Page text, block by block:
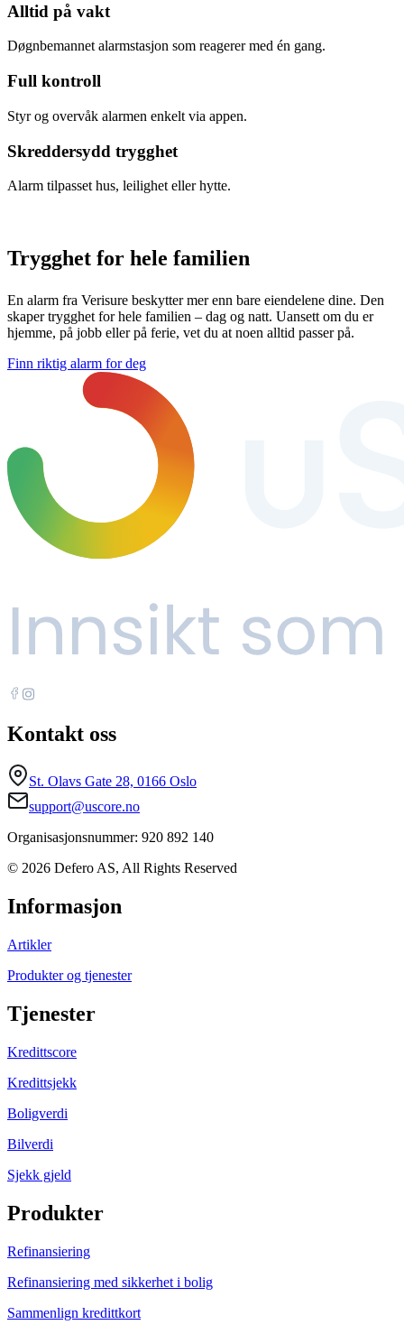
Alltid på vakt
Døgnbemannet alarmstasjon som reagerer med én gang.
Full kontroll
Styr og overvåk alarmen enkelt via appen.
Skreddersydd trygghet
Alarm tilpasset hus, leilighet eller hytte.
Trygghet for hele familien
En alarm fra Verisure beskytter mer enn bare eiendelene dine. Den
skaper trygghet for hele familien – dag og natt. Uansett om du er
hjemme, på jobb eller på ferie, vet du at noen alltid passer på.
Finn riktig alarm for deg
Kontakt oss
St. Olavs Gate 28, 0166 Oslo
support@uscore.no
Organisasjonsnummer: 920 892 140
© 2026 Defero AS, All Rights Reserved
Informasjon
Artikler
Produkter og tjenester
Tjenester
Kredittscore
Kredittsjekk
Boligverdi
Bilverdi
Sjekk gjeld
Produkter
Refinansiering
Refinansiering med sikkerhet i bolig
Sammenlign kredittkort